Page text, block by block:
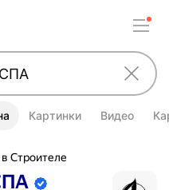
Картинки Видео
Строителе